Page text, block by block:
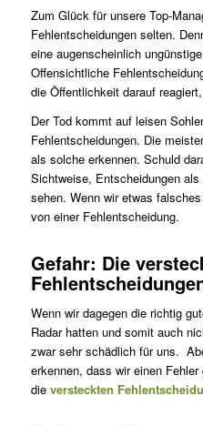
Zum Glück für unsere Top-
Fehlentscheidungen selten.
eine augenscheinlich
Offensichtliche
die Öffentlichkeit darauf
Der Tod kommt auf leisen
Fehlentscheidungen. Die
als solche erkennen. Schuld
Sichtweise, Entscheidungen
sehen. Wenn wir etwas
von einer Fehlentscheidung.
Gefahr: Die
Wenn wir dagegen die richtig
Radar hatten und somit auch
zwar sehr schädlich für uns.
erkennen, dass wir einen
die versteckten